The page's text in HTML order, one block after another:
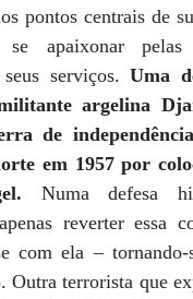
pontos centrais de
se apaixonar pelas
seus serviços.Uma
argelina
de
em 1957 por
Numa defesa
reverter essa
com ela –
Outra terrorista que